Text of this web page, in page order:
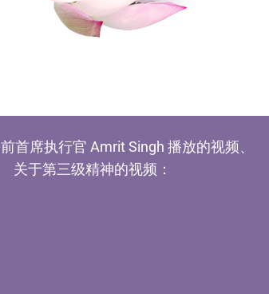
首席执行官 Amrit Singh 播放的视频、
关于第三级精神的视频：